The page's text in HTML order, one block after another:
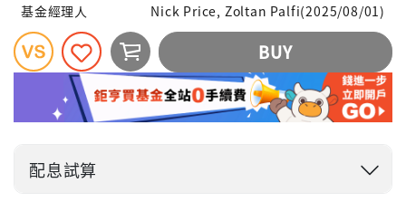
基金經理人
Nick Price, Zoltan Palfi(2025/08/01)
BUY
配息試算